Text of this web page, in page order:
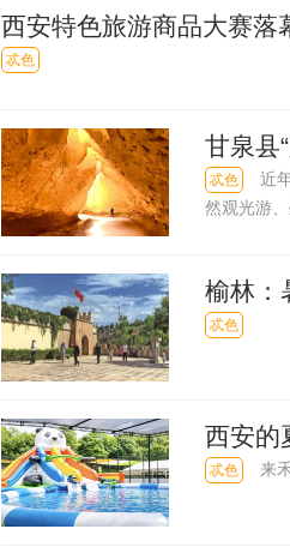
西安特色旅游商品大赛落
忒色
甘泉县
忒色
近
然观光游
榆林：
忒色
西安的
忒色 来